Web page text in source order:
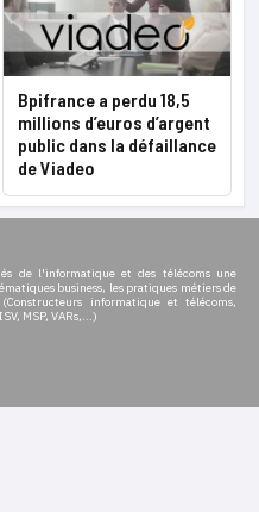
Bpifrance a perdu 18,5
millions d’euros d’argent
public dans la défaillance
de Viadeo
de l'informatique et des télécoms une
business, les pratiques métiers de
informatique et télécoms,
MSP, VARs,...)